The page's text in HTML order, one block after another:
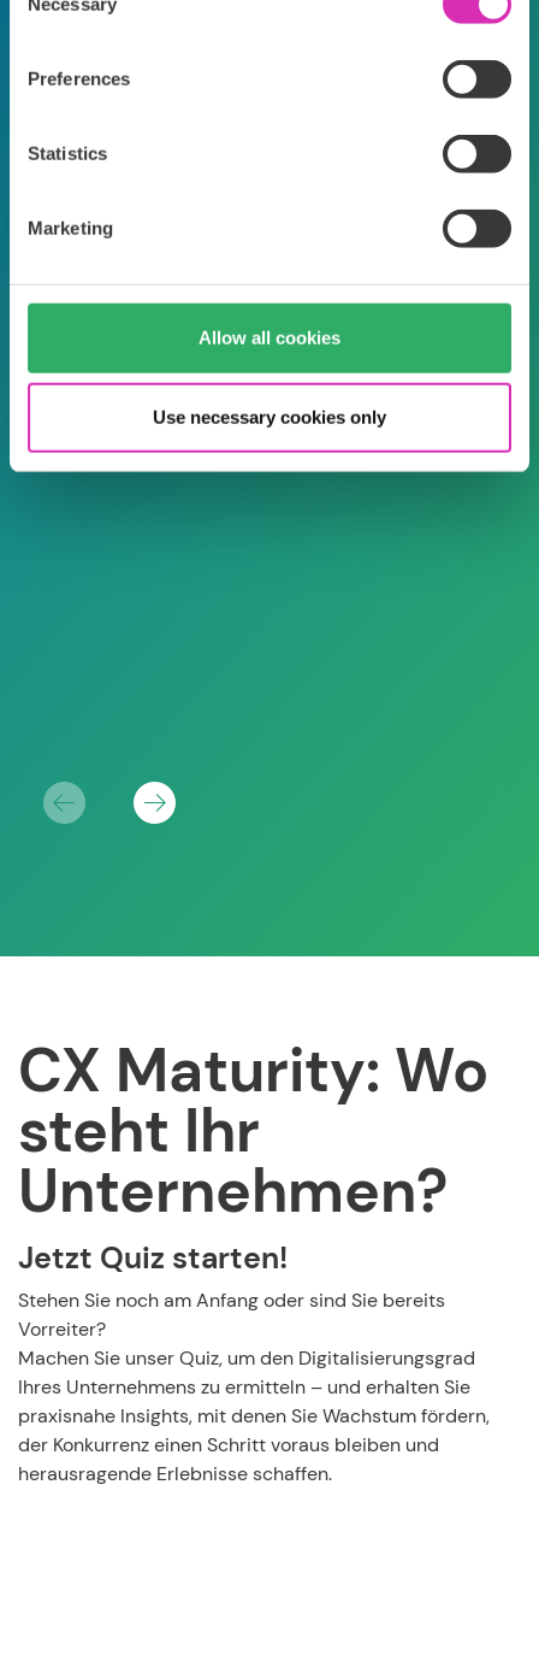
Selection
Preferences
Statistics
Marketing
Allow all cookies
Use necessary cookies only
jedem Gerät bieten.“
Nick Smotek, Deckers Brands (HOKA
CX Maturity: Wo
steht Ihr
Unternehmen?
Jetzt Quiz starten!
Stehen Sie noch am Anfang oder sind Sie bereits
Vorreiter?
Machen Sie unser Quiz, um den Digitalisierungsgrad
Ihres Unternehmens zu ermitteln – und erhalten Sie
praxisnahe Insights, mit denen Sie Wachstum fördern,
der Konkurrenz einen Schritt voraus bleiben und
herausragende Erlebnisse schaffen.